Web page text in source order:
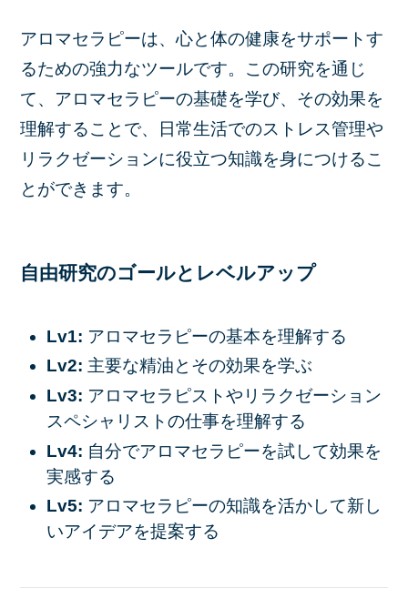
アロマセラピーは、心と体の健康をサポートす
るための強力なツールです。この研究を通じ
て、アロマセラピーの基礎を学び、その効果を
理解することで、日常生活でのストレス管理や
リラクゼーションに役立つ知識を身につけるこ
とができます。
自由研究のゴールとレベルアップ
Lv1: アロマセラピーの基本を理解する
Lv2: 主要な精油とその効果を学ぶ
Lv3: アロマセラピストやリラクゼーション
スペシャリストの仕事を理解する
Lv4: 自分でアロマセラピーを試して効果を
実感する
Lv5: アロマセラピーの知識を活かして新し
いアイデアを提案する